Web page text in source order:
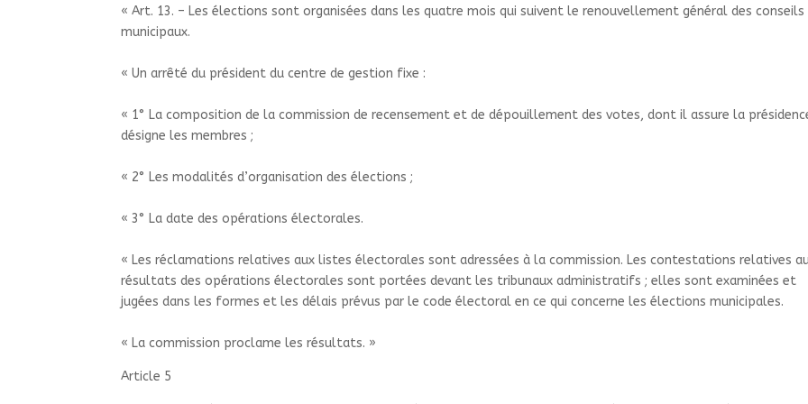
« Art. 13. – Les élections sont organisées dans les quatre mois qui suivent le renouvellement général des conseils
municipaux.
« Un arrêté du président du centre de gestion fixe :
« 1° La composition de la commission de recensement et de dépouillement des votes, dont il assure la
désigne les membres ;
« 2° Les modalités d’organisation des élections ;
« 3° La date des opérations électorales.
« Les réclamations relatives aux listes électorales sont adressées à la commission. Les contestations relatives
résultats des opérations électorales sont portées devant les tribunaux administratifs ; elles sont examinées et
jugées dans les formes et les délais prévus par le code électoral en ce qui concerne les élections municipales.
« La commission proclame les résultats. »
Article 5